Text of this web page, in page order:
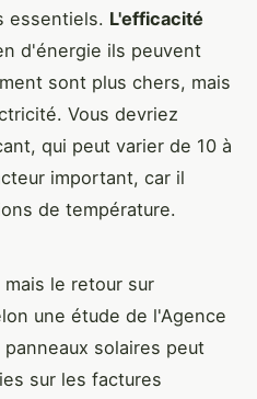
essentiels. L'efficacité
d'énergie ils peuvent
sont plus chers, mais
Vous devriez
qui peut varier de 10 à
important, car il
de température.
le retour sur
une étude de l'Agence
solaires peut
sur les factures